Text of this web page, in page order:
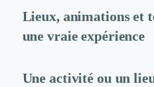
Lieux, animations et
une vraie expérience
Une activité ou un